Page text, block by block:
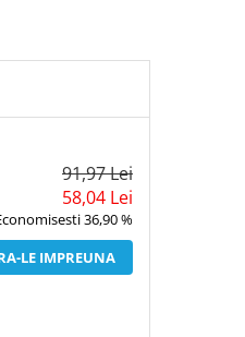
91,97 Lei
58,04 Lei
36,90 %
LE IMPREUNA